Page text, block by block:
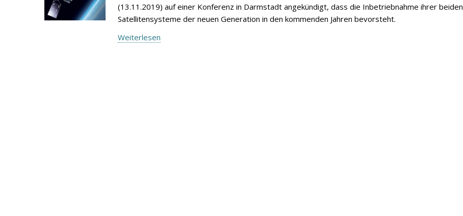
(13.11.2019) auf einer Konferenz in Darmstadt angekündigt, dass die Inbetriebnahme ihrer beiden
Satellitensysteme der neuen Generation in den kommenden Jahren bevorsteht.
Weiterlesen